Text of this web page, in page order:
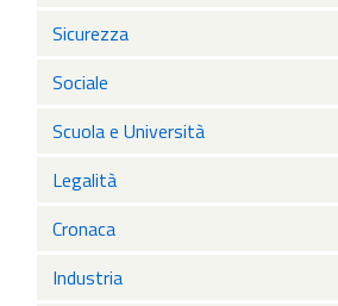
Sicurezza
Sociale
Scuola e Università
Legalità
Cronaca
Industria